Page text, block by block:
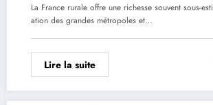
La France rurale offre une richesse souvent sous-
ation des grandes métropoles et…
Lire la suite